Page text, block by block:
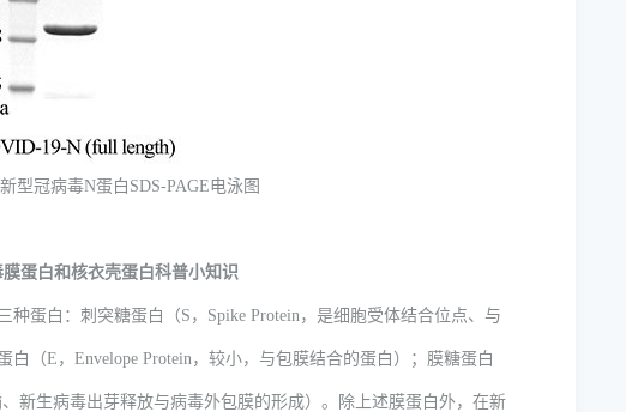
型冠病毒N蛋白SDS-PAGE电泳图
蛋白和核衣壳蛋白科普小知识
白：刺突糖蛋白（S，Spike Protein，是细胞受体结合位点、与
（E，Envelope Protein，较小，与包膜结合的蛋白）；膜糖蛋白
、新生病毒出芽释放与病毒外包膜的形成）。除上述膜蛋白外，在新